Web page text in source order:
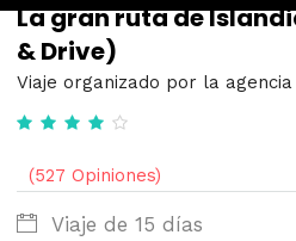
La gran ruta de
& Drive)
Viaje organizado por la agencia
(527 Opiniones)
Viaje de 15 días